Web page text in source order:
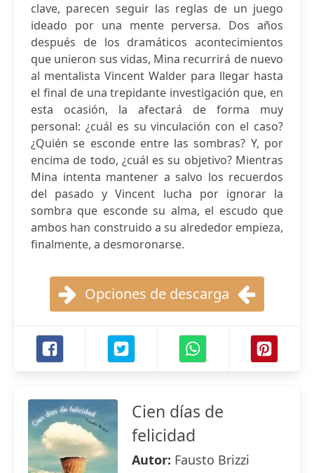
clave, parecen seguir las reglas de un juego
ideado por una mente perversa. Dos años
después de los dramáticos acontecimientos
que unieron sus vidas, Mina recurrirá de nuevo
al mentalista Vincent Walder para llegar hasta
el final de una trepidante investigación que, en
esta ocasión, la afectará de forma muy
personal: ¿cuál es su vinculación con el caso?
¿Quién se esconde entre las sombras? Y, por
encima de todo, ¿cuál es su objetivo? Mientras
Mina intenta mantener a salvo los recuerdos
del pasado y Vincent lucha por ignorar la
sombra que esconde su alma, el escudo que
ambos han construido a su alrededor empieza,
finalmente, a desmoronarse.
Opciones de descarga
Cien días de
felicidad
Autor: Fausto Brizzi